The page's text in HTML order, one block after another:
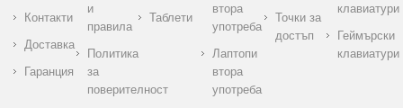
Контакти
Доставка
Гаранция
и
правила
Политика
за
поверителност
Таблети
втора
употреба
Лаптопи
втора
употреба
Точки за
достъп
клавиатури
Геймърски
клавиатури